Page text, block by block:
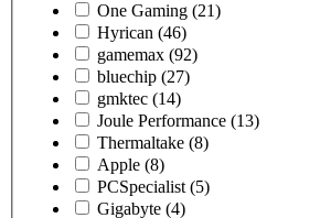
One Gaming (21)
Hyrican (46)
gamemax (92)
bluechip (27)
gmktec (14)
Joule Performance (13)
Thermaltake (8)
Apple (8)
PCSpecialist (5)
Gigabyte (4)